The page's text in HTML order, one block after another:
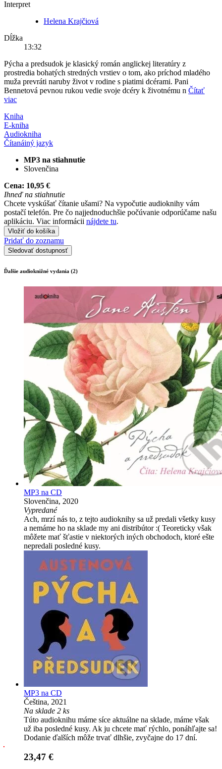
Interpret
Helena Krajčiová
Dĺžka
13:32
Pýcha a predsudok je klasický román anglickej literatúry z
prostredia bohatých stredných vrstiev o tom, ako príchod mladého
muža prevráti naruby život v rodine s piatimi dcérami. Pani
Bennetová pevnou rukou vedie svoje dcéry k životnému n Čítať
viac
Kniha
E-kniha
Audiokniha
Čítanáiný jazyk
MP3 na stiahnutie
Slovenčina
Cena: 10,95 €
Ihneď na stiahnutie
Chcete vyskúšať čítanie ušami? Na vypočutie audioknihy vám
postačí telefón. Pre čo najjednoduchšie počúvanie odporúčame našu
aplikáciu. Viac informácii nájdete tu.
Vložiť do košíka
Pridať do zoznamu
Sledovať dostupnosť
Ďalšie audioknižné vydania (2)
MP3 na CD
Slovenčina, 2020
Vypredané
Ach, mrzí nás to, z tejto audioknihy sa už predali všetky kusy
a nemáme ho na sklade my ani distribútor :( Teoreticky však
môžete mať šťastie v niektorých iných obchodoch, ktoré ešte
nepredali posledné kusy.
MP3 na CD
Čeština, 2021
Na sklade 2 ks
Túto audioknihu máme síce aktuálne na sklade, máme však
už iba posledné kusy. Ak ju chcete mať rýchlo, ponáhľajte sa!
Dodanie ďalších môže trvať dlhšie, zvyčajne do 17 dní.
23,47 €